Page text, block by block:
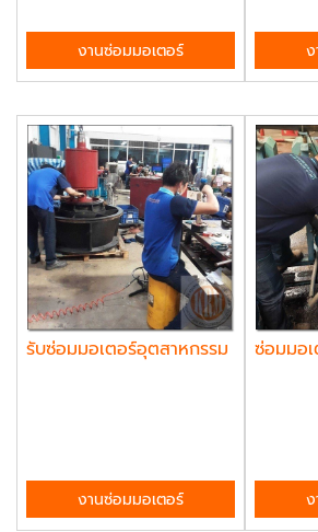
งานซ่อมมอเตอร์
รับซ่อมมอเตอร์อุตสาหกรรม
งานซ่อมมอเตอร์
ซ่อมมอ